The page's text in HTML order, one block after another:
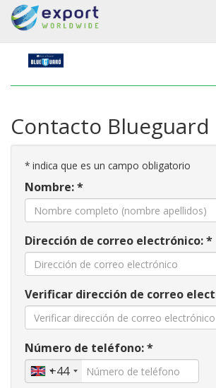
Contacto Blueguard
* indica que es un campo obligatorio
Nombre: *
Dirección de correo electrónico: *
Verificar dirección de correo
Número de teléfono: *
+44